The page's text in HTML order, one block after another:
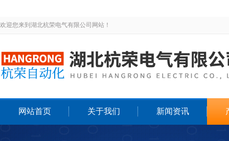
欢迎您来到湖北杭荣电气有限公司网站！
网站首页 关于我们 新闻资讯